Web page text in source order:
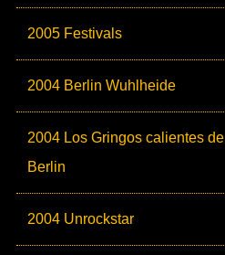
2005 Festivals
2004 Berlin Wuhlheide
2004 Los Gringos calientes de
Berlin
2004 Unrockstar